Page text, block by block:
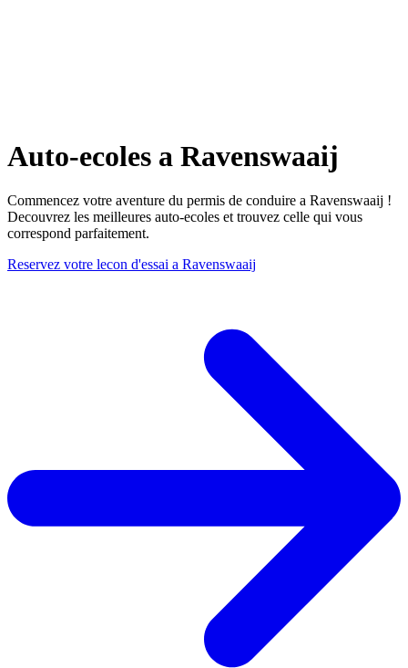
Auto-ecoles a Ravenswaaij
Commencez votre aventure du permis de conduire a Ravenswaaij !
Decouvrez les meilleures auto-ecoles et trouvez celle qui vous
correspond parfaitement.
Reservez votre lecon d'essai a Ravenswaaij